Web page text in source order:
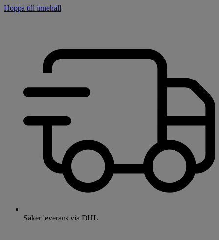
Hoppa till innehåll
Säker leverans via DHL